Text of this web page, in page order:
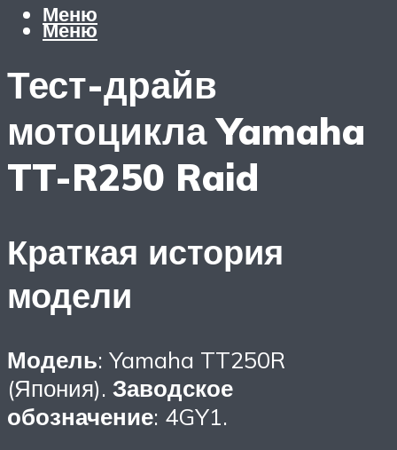
Меню
Меню
Тест-драйв
мотоцикла Yamaha
TT-R250 Raid
Краткая история
модели
Модель: Yamaha TT250R
(Япония). Заводское
обозначение: 4GY1.